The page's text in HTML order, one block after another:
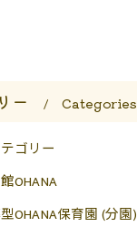
ー Categories
ゴリー
OHANA
OHANA保育園 (分園)